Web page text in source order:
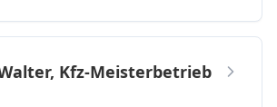
Kfz-Meisterbetrieb